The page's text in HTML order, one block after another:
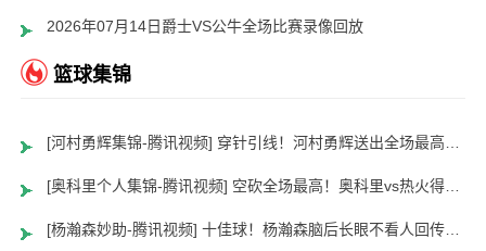
2026年07月14日爵士VS公牛全场比赛录像回放
篮球集锦
[河村勇辉集锦-腾讯视频] 穿针引线！河村勇辉送出全场最高12助攻 8中2拿到5分5板
[奥科里个人集锦-腾讯视频] 空砍全场最高！奥科里vs热火得27分4板
[杨瀚森妙助-腾讯视频] 十佳球！杨瀚森脑后长眼不看人回传助队友暴扣